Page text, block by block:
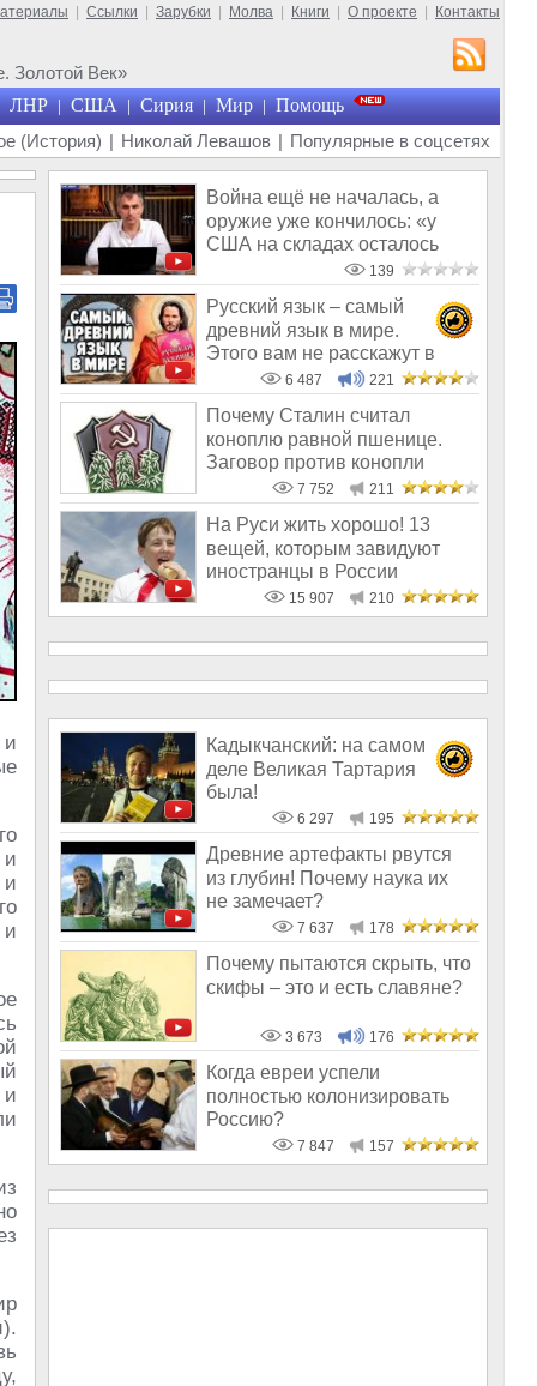
Ссылки Зарубки Молва Книги О проекте Контакты
Золотой Век»
ЛНР | США | Сирия | Мир | Помощь
(История) | Николай Левашов | Популярные в соцсетях
и
Война ещё не началась, а
оружие уже кончилось: «у
США на складах осталось
139
Русский язык – самый
древний язык в мире.
Этого вам не расскажут в
школе и СМИ
6 487 221
Почему Сталин считал
коноплю равной пшенице.
Заговор против конопли
7 752 211
На Руси жить хорошо! 13
вещей, которым завидуют
иностранцы в России
15 907 210
Кадыкчанский: на самом
деле Великая Тартария
была!
6 297 195
Древние артефакты рвутся
из глубин! Почему наука их
не замечает?
7 637 178
Почему пытаются скрыть, что
скифы – это и есть славяне?
3 673 176
Когда евреи успели
полностью колонизировать
Россию?
7 847 157